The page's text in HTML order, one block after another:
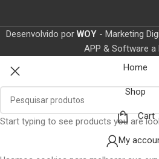
Desenvolvido por WOY - Marketing
APP & Software a
Start typing to see products you are
Home
Shop
Cart
My